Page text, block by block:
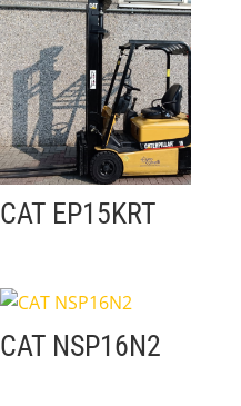
CAT EP15KRT
CAT NSP16N2